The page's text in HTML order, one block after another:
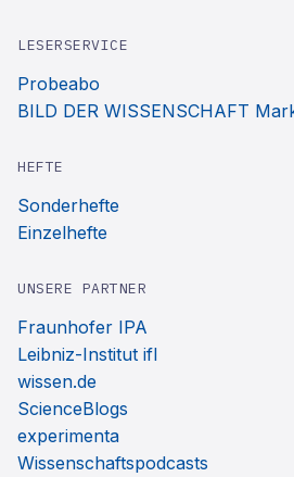
LESERSERVICE
Probeabo
BILD DER WISSENSCHAFT
HEFTE
Sonderhefte
Einzelhefte
UNSERE PARTNER
Fraunhofer IPA
Leibniz-Institut ifl
wissen.de
ScienceBlogs
experimenta
Wissenschaftspodcasts